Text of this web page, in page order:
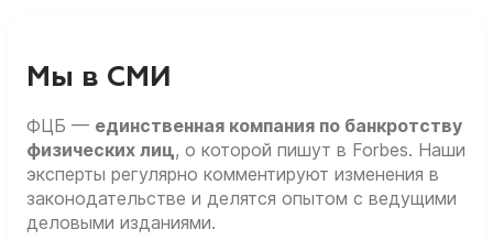
Мы в СМИ
ФЦБ — единственная компания по банкротству
физических лиц, о которой пишут в Forbes. Наши
эксперты регулярно комментируют изменения в
законодательстве и делятся опытом с ведущими
деловыми изданиями.